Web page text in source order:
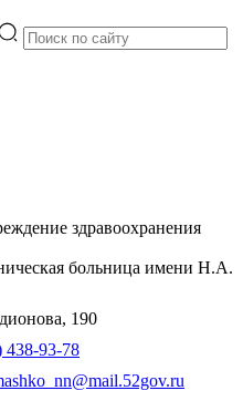
здравоохранения
больница имени Н.А.
190
438-93-78